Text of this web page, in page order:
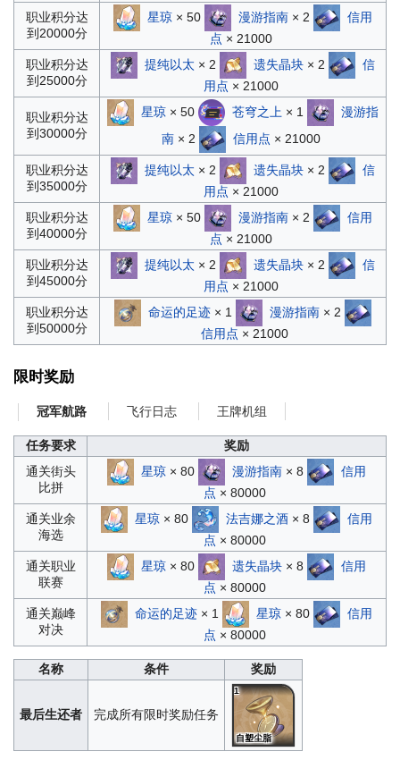
职业积分达
到20000分
星琼 × 50 漫游指南 × 2
信用
点 × 21000
职业积分达
到25000分
提纯以太 × 2 遗失晶块 × 2
信
用点 × 21000
职业积分达
到30000分
星琼 × 50 苍穹之上 × 1
漫游指
南 × 2 信用点 × 21000
职业积分达
到35000分
提纯以太 × 2 遗失晶块 × 2
信
用点 × 21000
职业积分达
到40000分
星琼 × 50 漫游指南 × 2
信用
点 × 21000
职业积分达
到45000分
提纯以太 × 2 遗失晶块 × 2
信
用点 × 21000
职业积分达
到50000分
命运的足迹 × 1 漫游指南 × 2
信用点 × 21000
限时奖励
冠军航路 飞行日志 王牌机组
任务要求
奖励
通关街头
比拼
星琼 × 80 漫游指南 × 8
信用
点 × 80000
通关业余
海选
星琼 × 80 法吉娜之酒 × 8
信用
点 × 80000
通关职业
联赛
星琼 × 80 遗失晶块 × 8
信用
点 × 80000
通关巅峰
对决
命运的足迹 × 1 星琼 × 80
信用
点 × 80000
名称 条件 奖励
最后生还者 完成所有限时奖励任务
1
自塑尘脂